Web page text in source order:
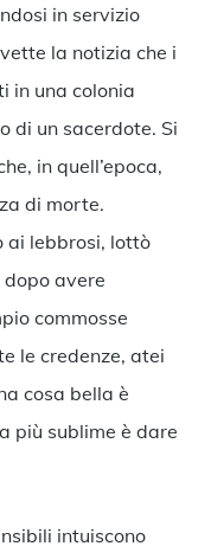
in servizio
la notizia che i
in una colonia
di un sacerdote. Si
in quell’epoca,
di morte.
ai lebbrosi, lottò
dopo avere
commosse
le credenze, atei
cosa bella è
più sublime è dare
intuiscono